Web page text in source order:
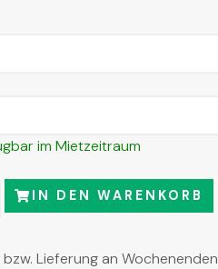
im Mietzeitraum
IN DEN WARENKORB
Lieferung an Wochenenden